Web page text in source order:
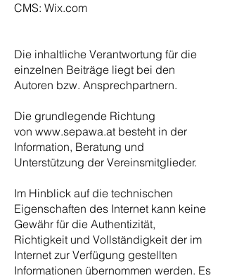
CMS: Wix.com
Die inhaltliche Verantwortung für die
einzelnen Beiträge liegt bei den
Autoren bzw. Ansprechpartnern.
Die grundlegende Richtung
von www.sepawa.at besteht in der
Information, Beratung und
Unterstützung der Vereinsmitglieder.
Im Hinblick auf die technischen
Eigenschaften des Internet kann keine
Gewähr für die Authentizität,
Richtigkeit und Vollständigkeit der im
Internet zur Verfügung gestellten
Informationen übernommen werden. Es